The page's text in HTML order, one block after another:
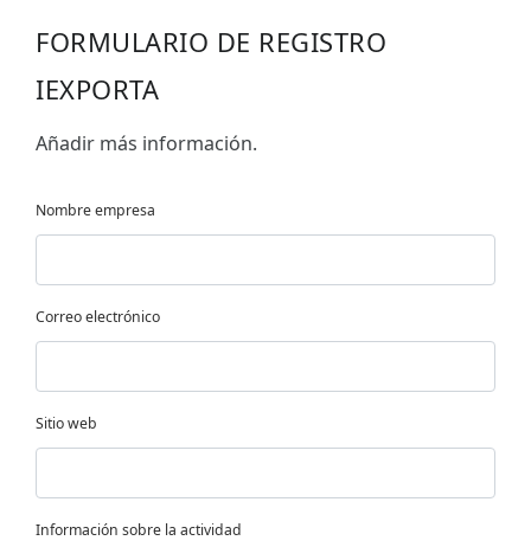
FORMULARIO DE REGISTRO
IEXPORTA
Añadir más información.
Nombre empresa
Correo electrónico
Sitio web
Información sobre la actividad